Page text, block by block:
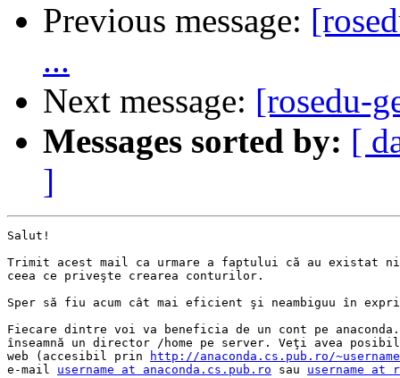
Previous message:
...
Next message: [rosedu-
Messages sorted by: [
]
Salut!
Trimit acest mail ca urmare a faptului că au existat
ceea ce priveşte crearea conturilor.
Sper să fiu acum cât mai eficient şi neambiguu în
Fiecare dintre voi va beneficia de un cont pe
înseamnă un director /home pe server. Veţi avea
web (accesibil prin
http://anaconda.cs.pub.ro/~username
e-mail username at anaconda.cs.pub.ro sau username at